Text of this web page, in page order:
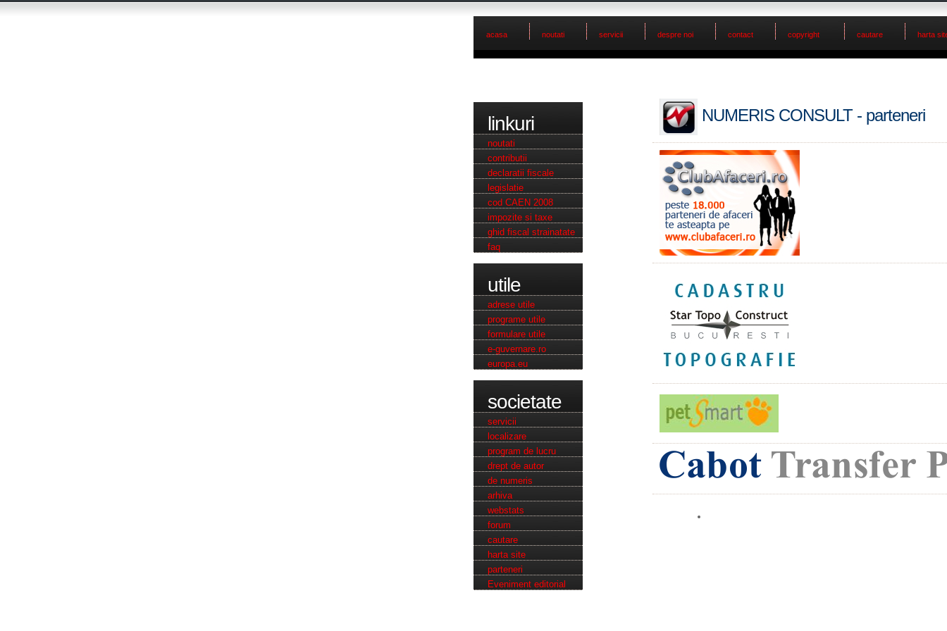
acasa noutati servicii despre noi contact copyright cautare harta
NUMERIS CONSULT - parteneri
linkuri
noutati
contributii
declaratii fiscale
legislatie
cod CAEN 2008
impozite si taxe
ghid fiscal strainatate
faq
utile
adrese utile
programe utile
formulare utile
e-guvernare.ro
europa.eu
societate
servicii
localizare
program de lucru
drept de autor
de numeris
arhiva
webstats
forum
cautare
harta site
parteneri
Eveniment editorial